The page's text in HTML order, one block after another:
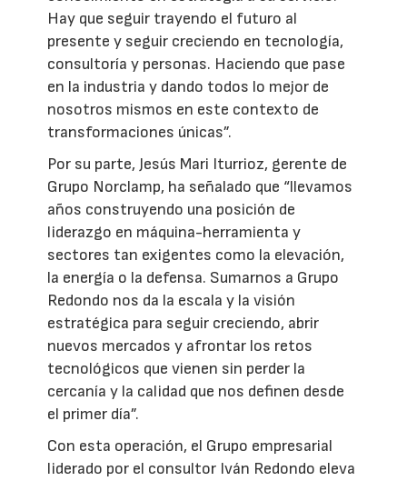
Hay que seguir trayendo el futuro al
presente y seguir creciendo en tecnología,
consultoría y personas. Haciendo que pase
en la industria y dando todos lo mejor de
nosotros mismos en este contexto de
transformaciones únicas”.
Por su parte, Jesús Mari Iturrioz, gerente de
Grupo Norclamp, ha señalado que “llevamos
años construyendo una posición de
liderazgo en máquina-herramienta y
sectores tan exigentes como la elevación,
la energía o la defensa. Sumarnos a Grupo
Redondo nos da la escala y la visión
estratégica para seguir creciendo, abrir
nuevos mercados y afrontar los retos
tecnológicos que vienen sin perder la
cercanía y la calidad que nos definen desde
el primer día”.
Con esta operación, el Grupo empresarial
liderado por el consultor Iván Redondo eleva